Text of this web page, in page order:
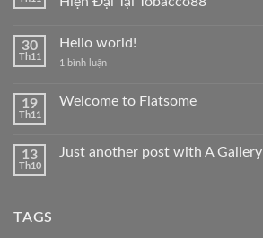
bình
ở
Thế
Từ
Truyền
30
Th11
Hello world!
1 bình luậnở
19
Th11
Welcome to Flatsome
luận
13
Th10
Just another post with A Gallery
TAGS